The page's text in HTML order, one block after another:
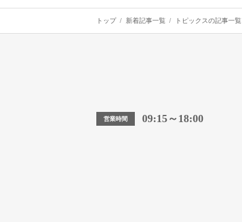
トップ 新着記事一覧 トピックスの記事一覧
営業時間 09:15～18:00